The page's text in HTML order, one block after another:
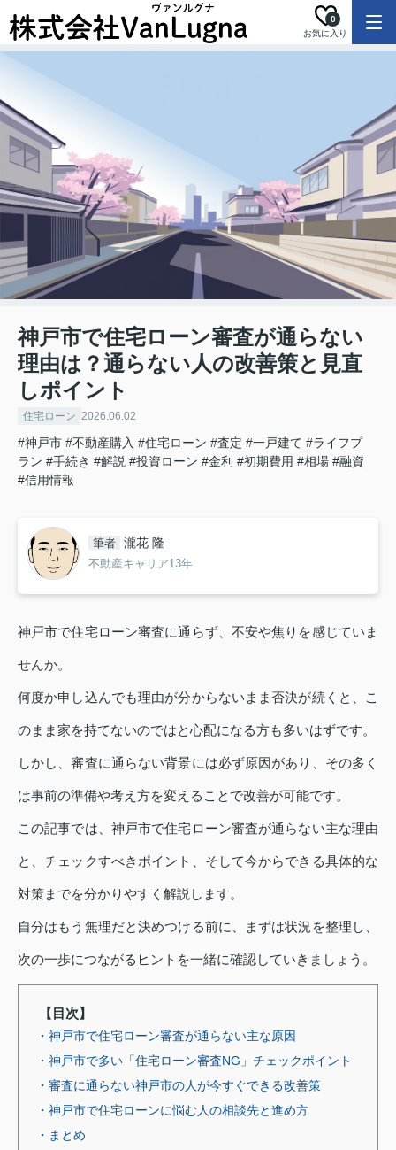
お気に入り
0
神戸市で住宅ローン審査が通らない
理由は？通らない人の改善策と見直
しポイント
住宅ローン 2026.06.02
#神戸市 #不動産購入 #住宅ローン #査定 #一戸建て #ライフプ
ラン #手続き #解説 #投資ローン #金利 #初期費用 #相場 #融資
#信用情報
筆者 瀧花 隆
不動産キャリア13年
神戸市で住宅ローン審査に通らず、不安や焦りを感じていま
せんか。
何度か申し込んでも理由が分からないまま否決が続くと、こ
のまま家を持てないのではと心配になる方も多いはずです。
しかし、審査に通らない背景には必ず原因があり、その多く
は事前の準備や考え方を変えることで改善が可能です。
この記事では、神戸市で住宅ローン審査が通らない主な理由
と、チェックすべきポイント、そして今からできる具体的な
対策までを分かりやすく解説します。
自分はもう無理だと決めつける前に、まずは状況を整理し、
次の一歩につながるヒントを一緒に確認していきましょう。
【目次】
・神戸市で住宅ローン審査が通らない主な原因
・神戸市で多い「住宅ローン審査NG」チェックポイント
・審査に通らない神戸市の人が今すぐできる改善策
・神戸市で住宅ローンに悩む人の相談先と進め方
・まとめ